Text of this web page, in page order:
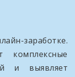
заработке.
комплексные
и выявляет